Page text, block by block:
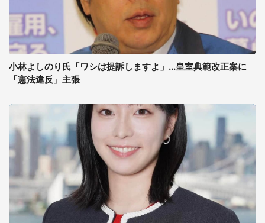
小林よしのり氏「ワシは提訴しますよ」...皇室典範改正案に
「憲法違反」主張